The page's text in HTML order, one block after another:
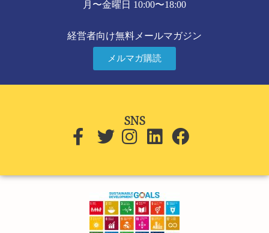
月〜金曜日 10:00〜18:00
経営者向け無料メールマガジン
メルマガ購読
SNS